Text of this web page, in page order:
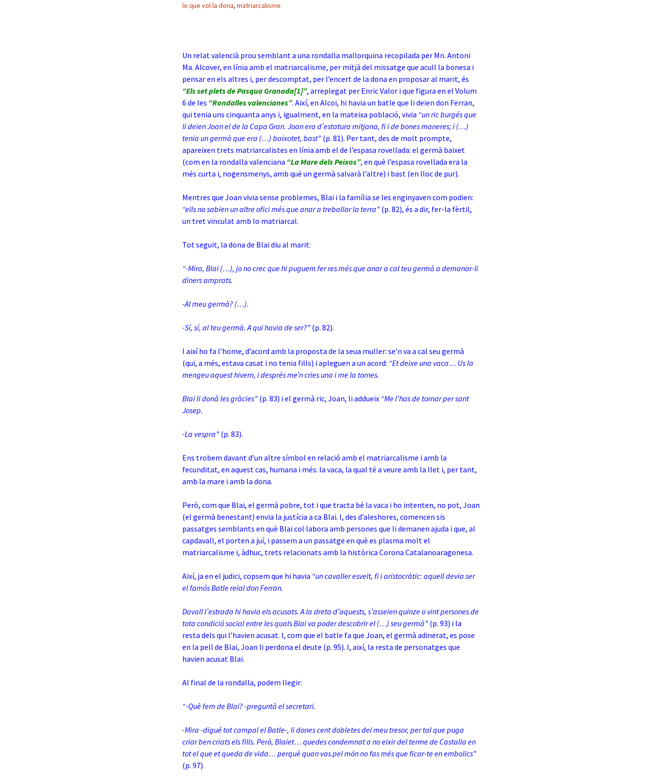
lo que vol la dona, matriarcalisme
Un relat valencià prou semblant a una rondalla mallorquina recopilada per Mn. Antoni
Ma. Alcover, en línia amb el matriarcalisme, per mitjà del missatge que acull la bonesa i
pensar en els altres i, per descomptat, per l’encert de la dona en proposar al marit, és
“Els set plets de Pasqua Granada[1]”, arreplegat per Enric Valor i que figura en el Volum
6 de les “Rondalles valencianes”. Així, en Alcoi, hi havia un batle que li deien don Ferran,
qui tenia uns cinquanta anys i, igualment, en la mateixa població, vivia “un ric burgés que
li deien Joan el de la Capa Gran. Joan era d’estatura mitjana, fi i de bones maneres; i (…)
tenia un germà que era (…) baixotet, bast” (p. 81). Per tant, des de molt prompte,
apareixen trets matriarcalistes en línia amb el de l’espasa rovellada: el germà baixet
(com en la rondalla valenciana “La Mare dels Peixos”, en què l’espasa rovellada era la
més curta i, nogensmenys, amb què un germà salvarà l’altre) i bast (en lloc de pur).
Mentres que Joan vivia sense problemes, Blai i la família se les enginyaven com podien:
“ells no sabien un altre ofici més que anar a treballar la terra” (p. 82), és a dir, fer-la fèrtil,
un tret vinculat amb lo matriarcal.
Tot seguit, la dona de Blai diu al marit:
“-Mira, Blai (…), jo no crec que hi puguem fer res més que anar a cal teu germà a demanar-li
diners amprats.
-Al meu germà? (…).
-Sí, sí, al teu germà. A qui havia de ser?” (p. 82).
I així ho fa l’home, d’acord amb la proposta de la seua muller: se’n va a cal seu germà
(qui, a més, estava casat i no tenia fills) i apleguen a un acord: “Et deixe una vaca… Us la
mengeu aquest hivern, i després me’n cries una i me la tornes.
Blai li donà les gràcies” (p. 83) i el germà ric, Joan, li addueix “Me l’has de tornar per sant
Josep.
-La vespra” (p. 83).
Ens trobem davant d’un altre símbol en relació amb el matriarcalisme i amb la
fecunditat, en aquest cas, humana i més: la vaca, la qual té a veure amb la llet i, per tant,
amb la mare iamb la dona.
Però, com que Blai, el germà pobre, tot i que tracta bé la vaca i ho intenten, no pot, Joan
(el germà benestant) envia la justícia a ca Blai. I, des d’aleshores, comencen sis
passatges semblants en què Blai col·labora amb persones que li demanen ajuda i que, al
capdavall, el porten a juí, i passem a un passatge en què es plasma molt el
matriarcalisme i, àdhuc, trets relacionats amb la històrica Corona Catalanoaragonesa.
Així, ja en el judici, copsem que hi havia “un cavaller esvelt, fi i aristocràtic: aquell devia ser
el famós Batle reial don Ferran.
Davall l’estrada hi havia els acusats. A la dreta d’aquests, s’asseien quinze o vint persones de
tota condició social entre les quals Blai va poder descobrir el (…) seu germà” (p. 93) i la
resta dels qui l’havien acusat. I, com que el batle fa que Joan, el germà adinerat, es pose
en la pell de Blai, Joan li perdona el deute (p. 95). I, així, la resta de personatges que
havien acusat Blai.
Al final de la rondalla, podem llegir:
“-Què fem de Blai? -preguntà el secretari.
-Mira -digué tot campal el Batle-, li dones cent dobletes del meu tresor, per tal que puga
criar ben criats els fills. Però, Blaiet… quedes condemnat a no eixir del terme de Castalla en
tot el que et queda de vida… perquè quan vas pel món no fas més que ficar-te en embolics”
(p. 97).